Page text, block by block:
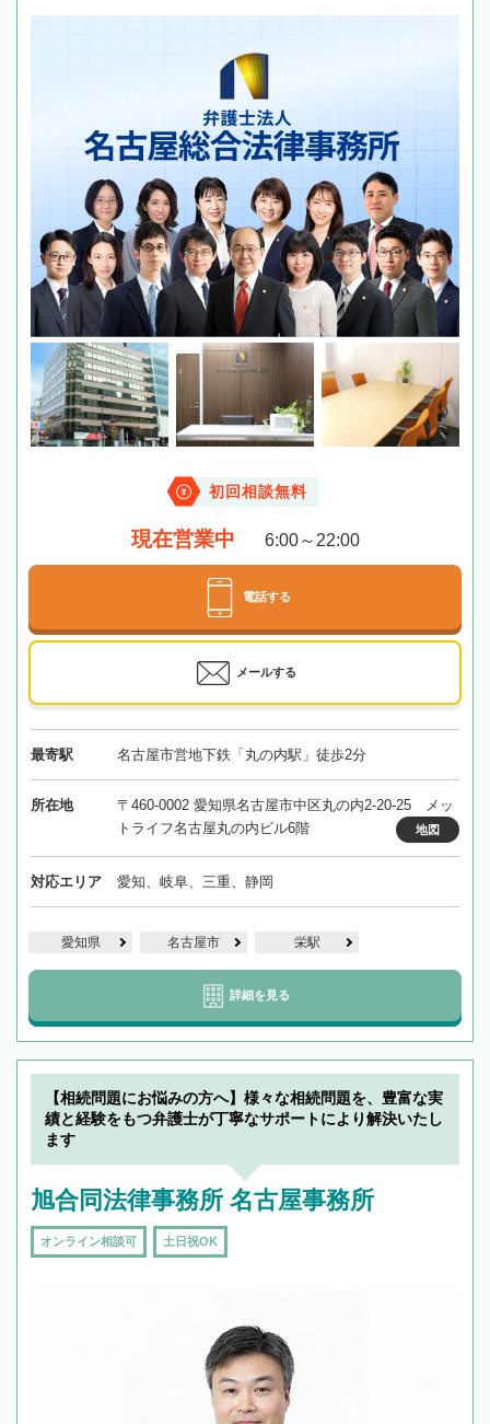
初回相談無料
現在営業中 6:00～22:00
電話する
メールする
最寄駅 名古屋市営地下鉄「丸の内駅」徒歩2分
所在地
〒460-0002 愛知県名古屋市中区丸の内2-20-25 メッ
トライフ名古屋丸の内ビル6階
地図
対応エリア 愛知、岐阜、三重、静岡
愛知県 名古屋市 栄駅
詳細を見る
【相続問題にお悩みの方へ】様々な相続問題を、豊富な実
績と経験をもつ弁護士が丁寧なサポートにより解決いたし
ます
旭合同法律事務所 名古屋事務所
オンライン相談可 土日祝OK